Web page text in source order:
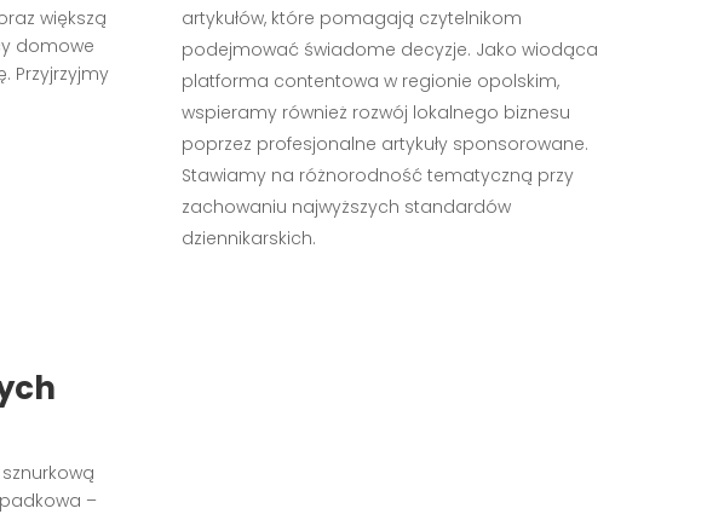
większą
domowe
Przyjrzyjmy
–
artykułów, które pomagają czytelnikom
podejmować świadome decyzje. Jako wiodąca
platforma contentowa w regionie opolskim,
wspieramy również rozwój lokalnego biznesu
poprzez profesjonalne artykuły sponsorowane.
Stawiamy na różnorodność tematyczną przy
zachowaniu najwyższych standardów
dziennikarskich.